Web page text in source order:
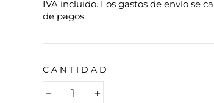
IVA incluido. Los gastos de envíose
de pagos.
CANTIDAD